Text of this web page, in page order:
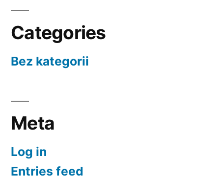
Categories
Bez kategorii
Meta
Log in
Entries feed